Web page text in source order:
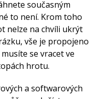
současným
to není. Krom toho
nelze na chvíli ukrýt
vše je propojeno
se vracet ve
hrotu.
a softwarových